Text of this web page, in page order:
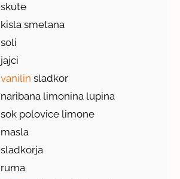
skute
kisla smetana
soli
jajci
vanilin sladkor
naribana limonina lupina
sok polovice limone
masla
sladkorja
ruma